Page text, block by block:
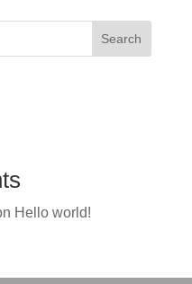
Search
Hello world!